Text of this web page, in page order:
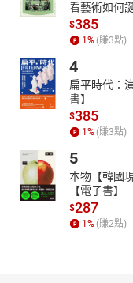
小錶回歸
從今年Baselworld 巴塞
時裝品牌的精品手錶，
梵克雅寶回顧展在北京
與其從書中領略，珠寶
供了另一種理解歷史的
開展，超過360件平常
喀比 攀牙 泰美了吧！
每回和朋友聊到出遊，
裡。也許早已是曼谷的
幾年十分熱門的度假勝
體驗過的秘境，就算金
看藝術如何
$385
1 % (賺3點)
4
扁平時代：
書】
$385
1 % (賺3點)
5
本物【韓國
【電子書】
$287
1 % (賺2點)